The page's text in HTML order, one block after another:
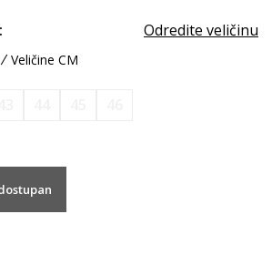
Odredite veličinu
Veličine CM